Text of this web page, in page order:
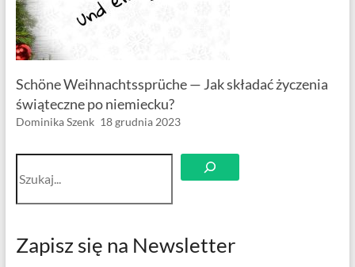
Schöne Weihnachtssprüche — Jak składać życzenia
świąteczne po niemiecku?
Dominika Szenk 18 grudnia 2023
Szukaj
Zapisz się na Newsletter